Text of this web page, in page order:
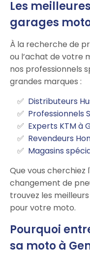
Les
garages
À la recherche de
ou l’achat de votre
nos professionnels
grandes marques :
Distributeurs
Professionnels
Experts KTM à
Revendeurs
Magasins
Que vous cherchiez
changement de
trouvez les
pour votre moto.
Pourquoi
sa moto à